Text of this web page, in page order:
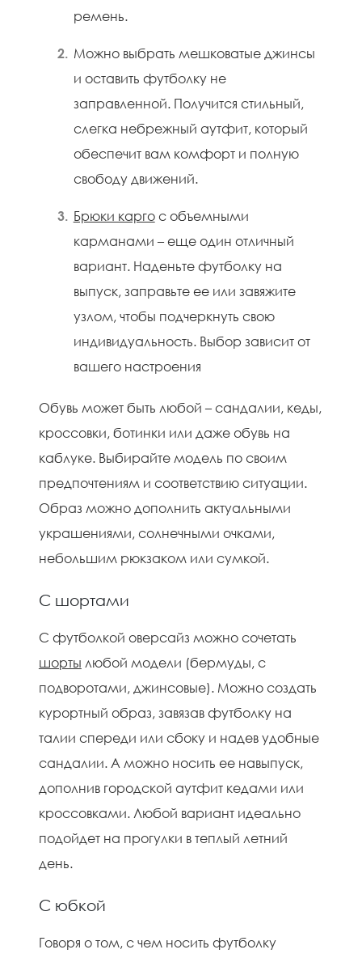
ремень.
Можно выбрать мешковатые джинсы
и оставить футболку не
заправленной. Получится стильный,
слегка небрежный аутфит, который
обеспечит вам комфорт и полную
свободу движений.
Брюки каргос объемными
карманами – еще один отличный
вариант. Наденьте футболку на
выпуск, заправьте ее или завяжите
узлом, чтобы подчеркнуть свою
индивидуальность. Выбор зависит от
вашего настроения
Обувь может быть любой – сандалии, кеды,
кроссовки, ботинки или даже обувь на
каблуке. Выбирайте модель по своим
предпочтениям и соответствию ситуации.
Образ можно дополнить актуальными
украшениями, солнечными очками,
небольшим рюкзаком или сумкой.
С шортами
С футболкой оверсайз можно сочетать
шорты любой модели (бермуды, с
подворотами, джинсовые). Можно создать
курортный образ, завязав футболку на
талии спереди или сбоку и надев удобные
сандалии. А можно носить ее навыпуск,
дополнив городской аутфит кедами или
кроссовками. Любой вариант идеально
подойдет на прогулки в теплый летний
день.
С юбкой
Говоря о том, с чем носить футболку